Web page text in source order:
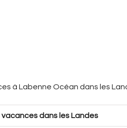
à Labenne Océan dans les
dans les Landes